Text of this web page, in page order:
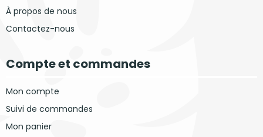
À propos de nous
Contactez-nous
Compte et commandes
Mon compte
Suivi de commandes
Mon panier